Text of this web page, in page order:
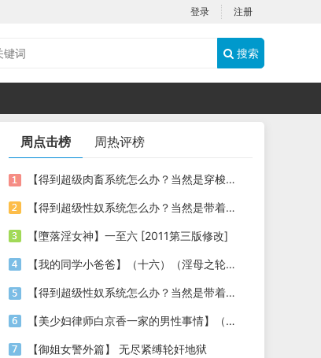
登录 注册
搜索
周点击榜 周热评榜
【得到超级肉畜系统怎么办？当然是穿梭时空，享受古今美女的肉体啦】03
【得到超级性奴系统怎么办？当然是带着各种美女明星性奴穿梭时空，祸国殃民啦】06
【墮落淫女神】一至六 [2011第三版修改]
【我的同学小爸爸】（十六）（淫母之轮奸暴虐）
【得到超级性奴系统怎么办？当然是带着各种美女明星性奴穿梭时空，祸国殃民啦】（02）
【美少妇律师白京香一家的男性事情】（漫改小说，第九章，泡泡浴+姐妹3P+母女4P）
【御姐女警外篇】 无尽紧缚轮奸地狱